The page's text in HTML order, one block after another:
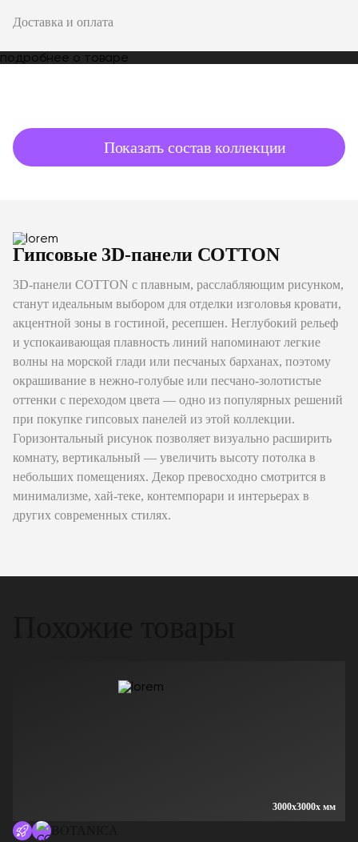
Доставка и оплата
подробнее о товаре
Показать состав коллекции
Гипсовые 3D-панели COTTON
3D-панели COTTON с плавным, расслабляющим рисунком,
станут идеальным выбором для отделки изголовья кровати,
акцентной зоны в гостиной, ресепшен. Неглубокий рельеф
и успокаивающая плавность линий напоминают легкие
волны на морской глади или песчаных барханах, поэтому
окрашивание в нежно-голубые или песчано-золотистые
оттенки с переходом цвета — одно из популярных решений
при покупке гипсовых панелей из этой коллекции.
Горизонтальный рисунок позволяет визуально расширить
комнату, вертикальный — увеличить высоту потолка в
небольших помещениях. Декор превосходно смотрится в
минимализме, хай-теке, контемпорари и интерьерах в
других современных стилях.
3000x3000x мм